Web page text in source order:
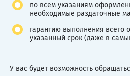
по всем указаниям
необходимые раздаточные
гарантию выполнения всего
указанный срок (даже в
У вас будет возможность